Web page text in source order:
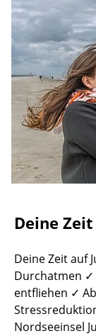
Deine Zeit
Deine Zeit auf
Durchatmen ✓
entfliehen ✓
Nordseeinsel